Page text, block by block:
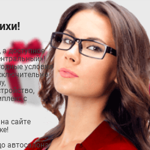
доступное
условия
с
сайте
автосалона